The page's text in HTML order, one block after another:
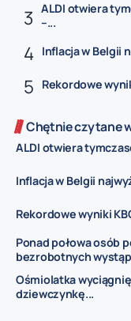
ALDI otwiera
–...
Inflacja w Belgii
Rekordowe
Chętnie czytane
ALDI otwiera
Inflacja w Belgii
Rekordowe wyniki
Ponad połowa osób
bezrobotnych
Ośmiolatka
dziewczynkę...